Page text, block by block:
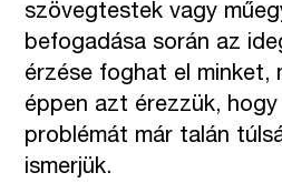
szövegtestek vagy
befogadása során az
érzése foghat el minket,
éppen azt érezzük,
problémát már talán
ismerjük.